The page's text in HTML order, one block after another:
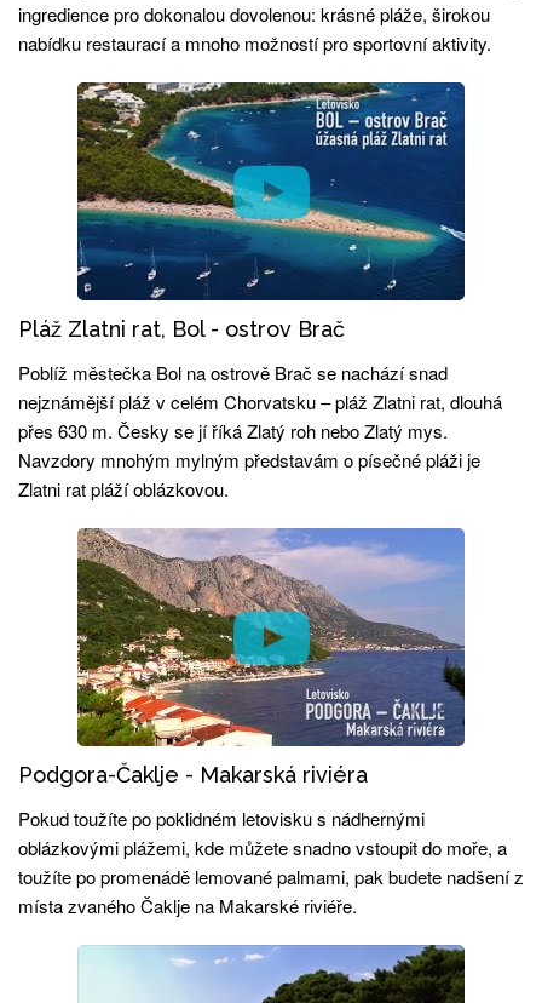
ingredience pro dokonalou dovolenou: krásné pláže, širokou
nabídku restaurací a mnoho možností pro sportovní aktivity.
Pláž Zlatni rat, Bol - ostrov Brač
Poblíž městečka Bol na ostrově Brač se nachází snad
nejznámější pláž v celém Chorvatsku – pláž Zlatni rat, dlouhá
přes 630 m. Česky se jí říká Zlatý roh nebo Zlatý mys.
Navzdory mnohým mylným představám o písečné pláži je
Zlatni rat pláží oblázkovou.
Podgora-Čaklje - Makarská riviéra
Pokud toužíte po poklidném letovisku s nádhernými
oblázkovými plážemi, kde můžete snadno vstoupit do moře, a
toužíte po promenádě lemované palmami, pak budete nadšení z
místa zvaného Čaklje na Makarské riviéře.